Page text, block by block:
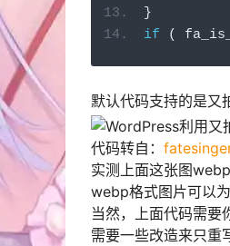
}
if
(
默认代码支持的是又
代码转自：
实测上面这张图
webp格式图片可以
当然，上面代码需要
需要一些改造来只重